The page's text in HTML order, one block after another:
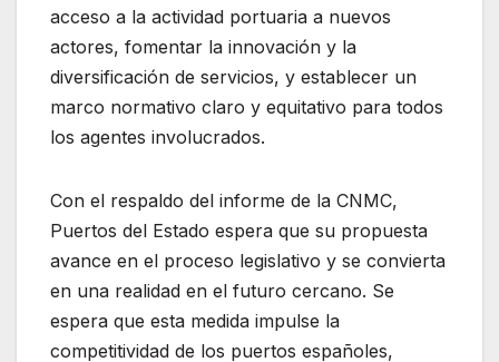
acceso a la actividad portuaria a nuevos
actores, fomentar la innovación y la
diversificación de servicios, y establecer un
marco normativo claro y equitativo para todos
los agentes involucrados.
Con el respaldo del informe de la CNMC,
Puertos del Estado espera que su propuesta
avance en el proceso legislativo y se convierta
en una realidad en el futuro cercano. Se
espera que esta medida impulse la
competitividad de los puertos españoles,